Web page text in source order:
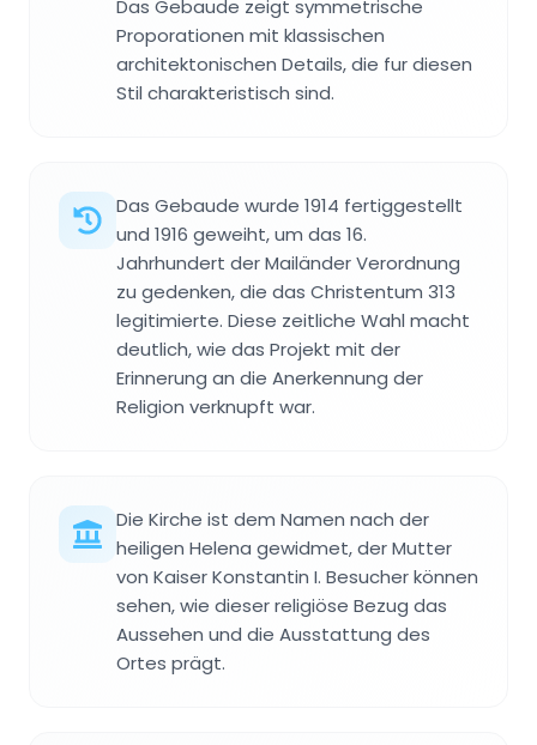
Das Gebaude zeigt symmetrische
Proporationen mit klassischen
architektonischen Details, die fur diesen
Stil charakteristisch sind.
Das Gebaude wurde 1914 fertiggestellt
und 1916 geweiht, um das 16.
Jahrhundert der Mailänder Verordnung
zu gedenken, die das Christentum 313
legitimierte. Diese zeitliche Wahl macht
deutlich, wie das Projekt mit der
Erinnerung an die Anerkennung der
Religion verknupft war.
Die Kirche ist dem Namen nach der
heiligen Helena gewidmet, der Mutter
von Kaiser Konstantin I. Besucher können
sehen, wie dieser religiöse Bezug das
Aussehen und die Ausstattung des
Ortes prägt.